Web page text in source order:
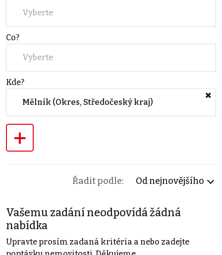
Vyberte
Co?
Vyberte
Kde?
Mělník (Okres, Středočeský kraj)
+
Řadit podle: Od nejnovějšího
Vašemu zadání neodpovídá žádná
nabídka
Upravte prosím zadaná kritéria a nebo zadejte